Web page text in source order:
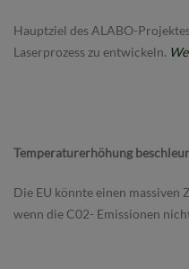
Hauptziel des ALABO-
Laserprozess zu entwickeln.
Temperaturerhöhung
Die EU könnte einen
wenn die C02- Emissionen